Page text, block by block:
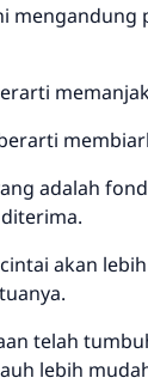
mengandung
adalah
akan
telah
lebih